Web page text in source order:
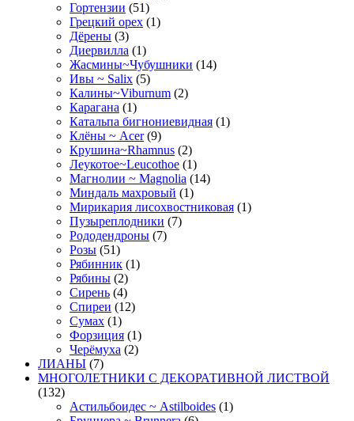
Гортензии (51)
Грецкий орех (1)
Дёрены (3)
Диервилла (1)
Жасмины~Чубушники (14)
Ивы ~ Salix (5)
Калины~Viburnum (2)
Карагана (1)
Катальпа бигнониевидная (1)
Клёны ~ Acer (9)
Крушина~Rhamnus (2)
Леукотое~Leucothoe (1)
Магнолии ~ Magnolia (14)
Миндаль махровый (1)
Мирикария лисохвостниковая (1)
Пузыреплодники (7)
Рододендроны (7)
Розы (51)
Рябинник (1)
Рябины (2)
Сирень (4)
Спиреи (12)
Сумах (1)
Форзиция (1)
Черёмуха (2)
ЛИАНЫ (7)
МНОГОЛЕТНИКИ С ДЕКОРАТИВНОЙ ЛИСТВОЙ
(132)
Астильбоидес ~ Astilboides (1)